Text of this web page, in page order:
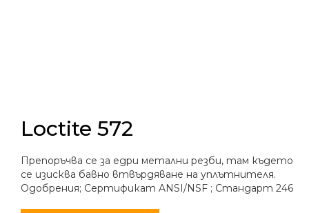
Loctite 572
Препоръчва се за едри метални резби, там където
се изисква бавно втвърдяване на уплътнителя.
Одобрения; Сертификат ANSI/NSF ; Стандарт 246